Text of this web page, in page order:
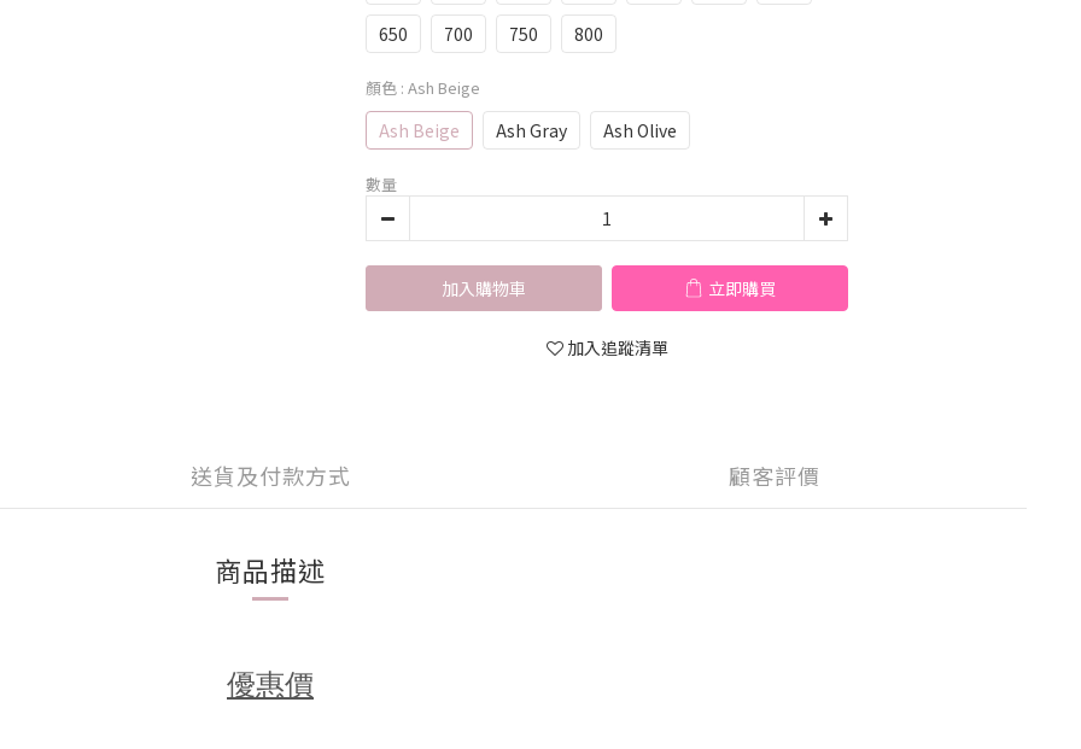
650
700 750 800
顏色 : Ash Beige
Ash Beige Ash Gray Ash Olive
數量
加入購物車 立即購買
加入追蹤清單
送貨及付款方式 顧客評價
商品描述
優惠價